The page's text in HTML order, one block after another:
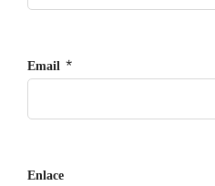
Email *
Enlace